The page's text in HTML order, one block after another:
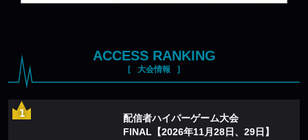
ACCESS RANKING
大会情報
配信者ハイパーゲーム大会
FINAL【2026年11月28日、29日】